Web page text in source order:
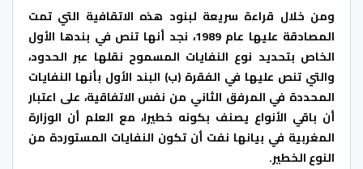
ومن خلال قراءة سريعة لبنود هذه الاتقافية التي تمت
المصادقة عليها عام 1989، نجد أنها تنص في بندها الأول
الخاص بتحديد نوع النفايات المسموح نقلها عبر الحدود،
والتي تنص عليها في الفقرة (ب) البند الأول بأنها النفايات
المحددة في المرفق الثاني من نفس الاتفاقية، على اعتبار
أن باقي الأنواع يصنف بكونه خطيرا، مع العلم أن الوزارة
المغربية في بيانها نفت أن تكون النفايات المستوردة من
النوع الخطير.